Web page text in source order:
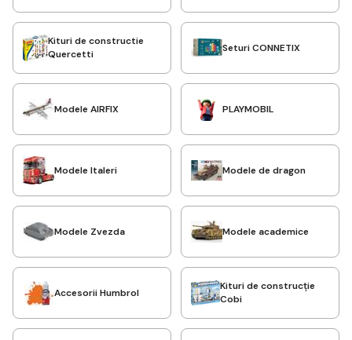
Kituri de constructie
Quercetti
Seturi CONNETIX
Modele AIRFIX PLAYMOBIL
Modele Italeri Modele de dragon
Modele Zvezda Modele academice
Accesorii Humbrol
Kituri de construcție
Cobi